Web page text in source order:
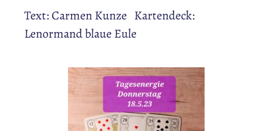
Text: Carmen Kunze Kartendeck:
Lenormand blaue Eule